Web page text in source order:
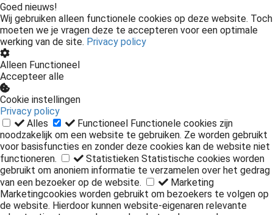
Goed nieuws!
Wij gebruiken alleen functionele cookies op deze website. Toch
moeten we je vragen deze te accepteren voor een optimale
werking van de site. Privacy policy
Alleen Functioneel
Accepteer alle
Cookie instellingen
Privacy policy
Alles
Functioneel Functionele cookies zijn
noodzakelijk om een website te gebruiken. Ze worden gebruikt
voor basisfuncties en zonder deze cookies kan de website niet
functioneren.
Statistieken Statistische cookies worden
gebruikt om anoniem informatie te verzamelen over het gedrag
van een bezoeker op de website.
Marketing
Marketingcookies worden gebruikt om bezoekers te volgen op
de website. Hierdoor kunnen website-eigenaren relevante